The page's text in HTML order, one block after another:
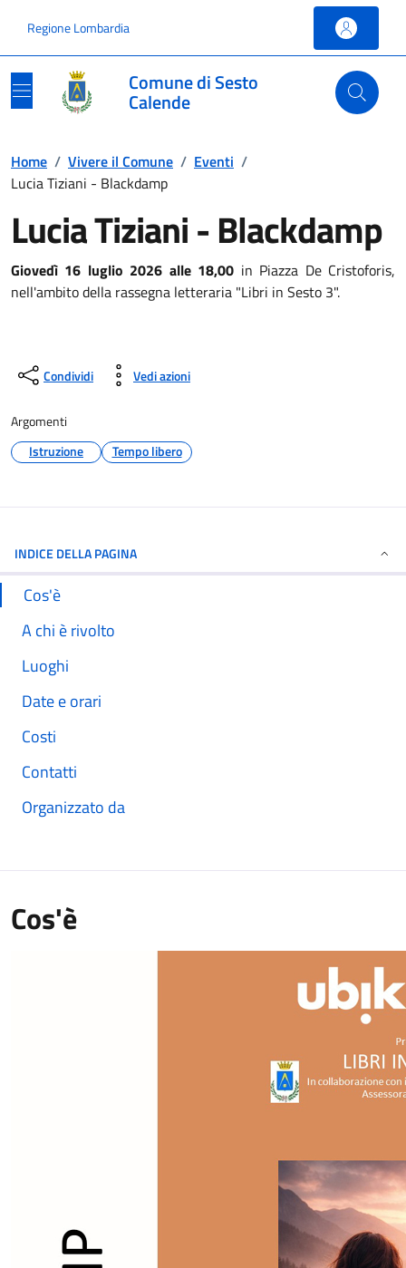
Regione Lombardia
Comune di Sesto
Calende
Home / Vivere il Comune / Eventi /
Lucia Tiziani - Blackdamp
Lucia Tiziani - Blackdamp
Giovedì 16 luglio 2026 alle 18,00 in Piazza De Cristoforis,
nell'ambito della rassegna letteraria "Libri in Sesto 3".
Condividi Vedi azioni
Argomenti
Istruzione
Tempo libero
INDICE DELLA PAGINA
Cos'è
A chi è rivolto
Luoghi
Date e orari
Costi
Contatti
Organizzato da
Cos'è